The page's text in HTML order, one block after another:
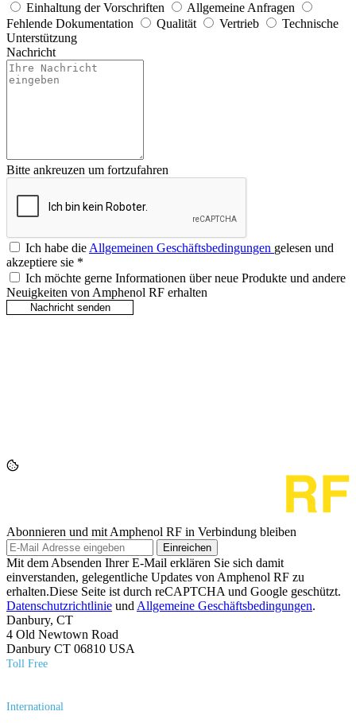
Einhaltung der Vorschriften
Allgemeine Anfragen
Fehlende Dokumentation
Qualität Vertrieb
Technische
Unterstützung
Nachricht
Bitte ankreuzen um fortzufahren
Ich habe dieAllgemeinen Geschäftsbedingungen gelesen und
akzeptiere sie *
Ich möchte gerne Informationen über neue Produkte und andere
Neuigkeiten von Amphenol RF erhalten
Abonnieren und mit Amphenol RF in Verbindung bleiben
Einreichen
Mit dem Absenden Ihrer E-Mail erklären Sie sich damit
einverstanden, gelegentliche Updates von Amphenol RF zu
erhalten.Diese Seite ist durch reCAPTCHA und Google geschützt.
Datenschutzrichtlinie und Allgemeine Geschäftsbedingungen.
Danbury, CT
4 Old Newtown Road
Danbury CT 06810 USA
Toll Free
International